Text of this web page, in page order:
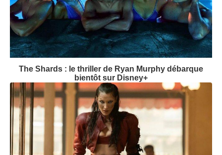
The Shards : le thriller de Ryan Murphy débarque
bientôt sur Disney+